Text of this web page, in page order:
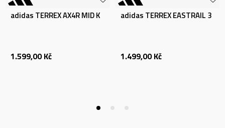
adidas TERREX AX4R MID K
1.599,00 Kč
adidas TERREX EASTRAIL 3
1.499,00 Kč